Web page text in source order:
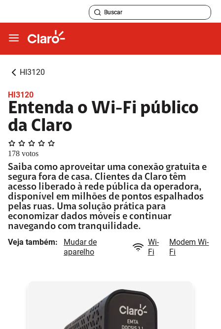
HI3120
HI3120
Entenda o Wi-Fi público
da Claro
178 votos
Saiba como aproveitar uma conexão gratuita e
segura fora de casa. Clientes da Claro têm
acesso liberado à rede pública da operadora,
disponível em milhões de pontos espalhados
pelas ruas. Uma solução prática para
economizar dados móveis e continuar
navegando com tranquilidade.
Veja também:
Mudar de
aparelho
Wi-
Fi
Modem Wi-
Fi